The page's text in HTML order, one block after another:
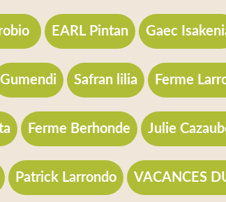
EARL Pintan Gaec
Gumendi Safran lilia Ferme
Ferme Berhonde Julie
Patrick Larrondo VACANCES